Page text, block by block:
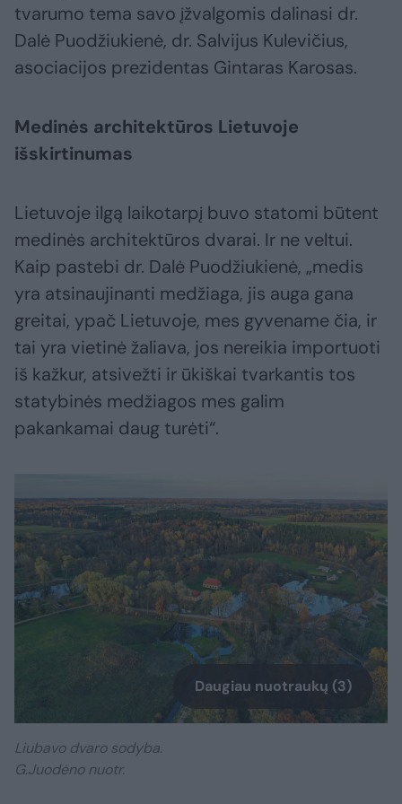
tvarumo tema savo įžvalgomis dalinasi dr.
Dalė Puodžiukienė, dr. Salvijus Kulevičius,
asociacijos prezidentas Gintaras Karosas.
Medinės architektūros Lietuvoje
išskirtinumas
Lietuvoje ilgą laikotarpį buvo statomi būtent
medinės architektūros dvarai. Ir ne veltui.
Kaip pastebi dr. Dalė Puodžiukienė, „medis
yra atsinaujinanti medžiaga, jis auga gana
greitai, ypač Lietuvoje, mes gyvename čia, ir
tai yra vietinė žaliava, jos nereikia importuoti
iš kažkur, atsivežti ir ūkiškai tvarkantis tos
statybinės medžiagos mes galim
pakankamai daug turėti“.
Daugiau nuotraukų (3)
Liubavo dvaro sodyba.
G.Juodėno nuotr.